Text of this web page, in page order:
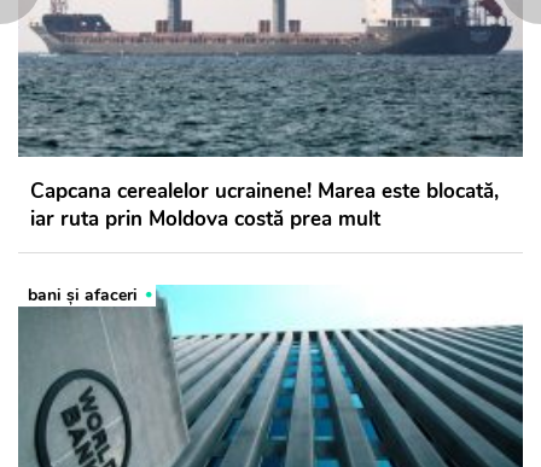
Capcana cerealelor ucrainene! Marea este blocată,
iar ruta prin Moldova costă prea mult
bani și afaceri